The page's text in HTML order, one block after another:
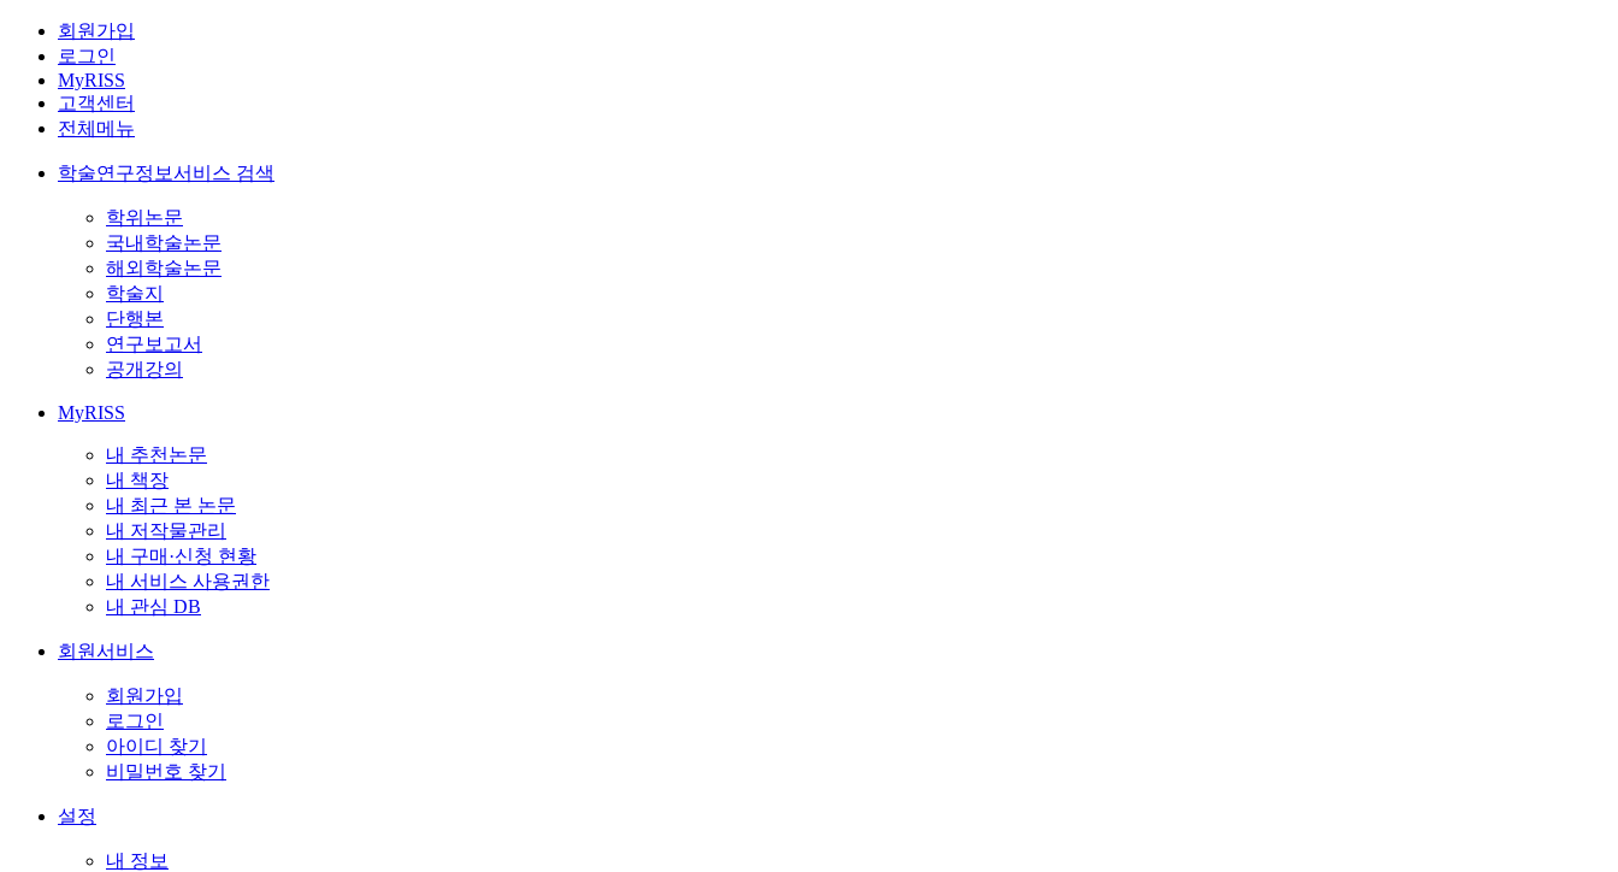
회원가입
로그인
MyRISS
고객센터
전체메뉴
학술연구정보서비스 검색
학위논문
국내학술논문
해외학술논문
학술지
단행본
연구보고서
공개강의
MyRISS
내 추천논문
내 책장
내 최근 본 논문
내 저작물관리
내 구매·신청 현황
내 서비스 사용권한
내 관심 DB
회원서비스
회원가입
로그인
아이디 찾기
비밀번호 찾기
설정
내 정보